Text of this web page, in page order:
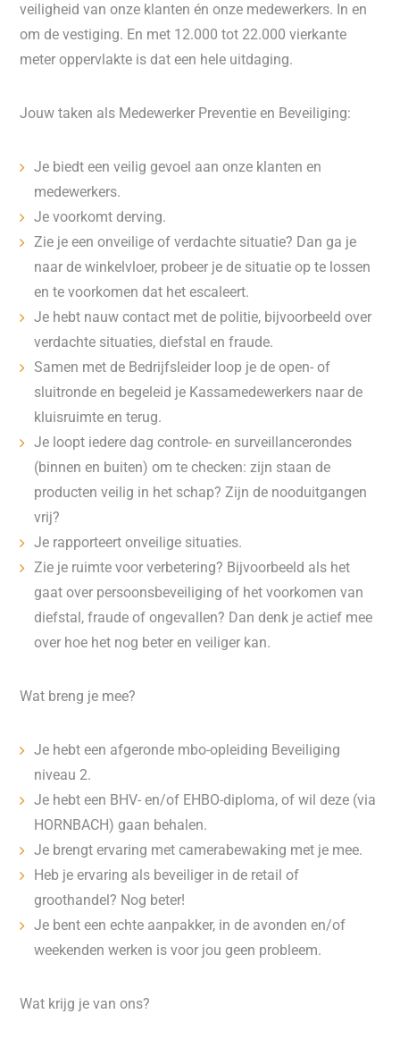
veiligheid van onze klanten én onze medewerkers. In en
om de vestiging. En met 12.000 tot 22.000 vierkante
meter oppervlakte is dat een hele uitdaging.
Jouw taken als Medewerker Preventie en Beveiliging:
Je biedt een veilig gevoel aan onze klanten en
medewerkers.
Je voorkomt derving.
Zie je een onveilige of verdachte situatie? Dan ga je
naar de winkelvloer, probeer je de situatie op te lossen
en te voorkomen dat het escaleert.
Je hebt nauw contact met de politie, bijvoorbeeld over
verdachte situaties, diefstal en fraude.
Samen met de Bedrijfsleider loop je de open- of
sluitronde en begeleid je Kassamedewerkers naar de
kluisruimte en terug.
Je loopt iedere dag controle- en surveillancerondes
(binnen en buiten) om te checken: zijn staan de
producten veilig in het schap? Zijn de nooduitgangen
vrij?
Je rapporteert onveilige situaties.
Zie je ruimte voor verbetering? Bijvoorbeeld als het
gaat over persoonsbeveiliging of het voorkomen van
diefstal, fraude of ongevallen? Dan denk je actief mee
over hoe het nog beter en veiliger kan.
Wat breng je mee?
Je hebt een afgeronde mbo-opleiding Beveiliging
niveau 2.
Je hebt een BHV- en/of EHBO-diploma, of wil deze (via
HORNBACH) gaan behalen.
Je brengt ervaring met camerabewaking met je mee.
Heb je ervaring als beveiliger in de retail of
groothandel? Nog beter!
Je bent een echte aanpakker, in de avonden en/of
weekenden werken is voor jou geen probleem.
Wat krijg je van ons?